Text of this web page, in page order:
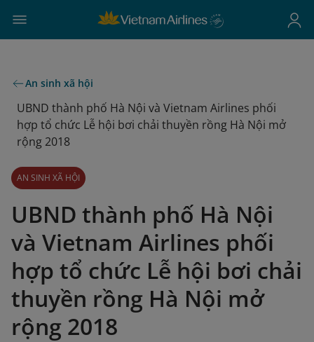
An sinh xã hội
UBND thành phố Hà Nội và Vietnam Airlines phối
hợp tổ chức Lễ hội bơi chải thuyền rồng Hà Nội mở
rộng 2018
AN SINH XÃ HỘI
UBND thành phố Hà Nội
và Vietnam Airlines phối
hợp tổ chức Lễ hội bơi chải
thuyền rồng Hà Nội mở
rộng 2018